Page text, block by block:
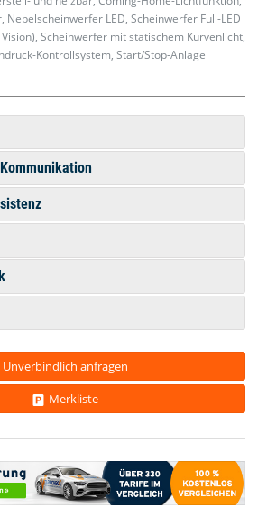
Nebelscheinwerfer LED, Scheinwerfer Full-LED
Scheinwerfer mit statischem Kurvenlicht,
Kontrollsystem, Start/Stop-Anlage
Unverbindlich anfragen
Merkliste